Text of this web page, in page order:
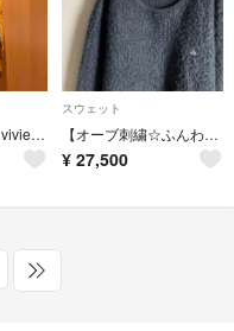
こまつな様専用 vivienneMAN トップス オーブ 新品
スウェット
【オーブ刺繍☆ふんわりボア】ヴィヴィアンウエストウッド スウェット 入手困難
¥ 27,500